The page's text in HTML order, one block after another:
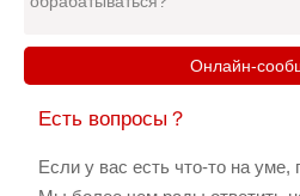
Онлайн-
Есть вопросы？
Если у вас есть что-то на уме,